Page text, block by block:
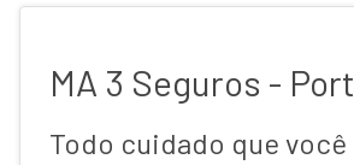
MA 3 Seguros -
Todo cuidado que você